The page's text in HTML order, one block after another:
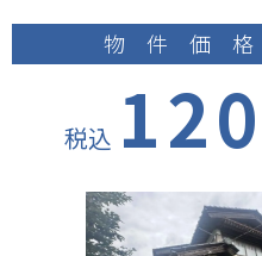
物件価格
税込 120